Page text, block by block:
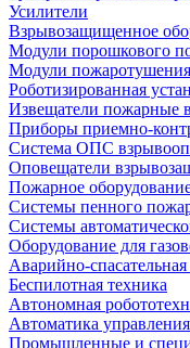
Усилители
Взрывозащищенное
Модули порошкового
Модули
Роботизированная
Извещатели пожарные
Приборы приемно-
Система ОПС
Оповещатели
Пожарное
Системы пенного
Системы
Оборудование для
Аварийно-
Беспилотная техника
Автономная
Автоматика
Промышленные и